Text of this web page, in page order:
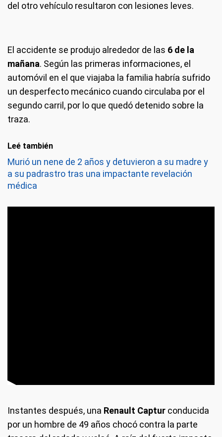
del otro vehículo resultaron con lesiones leves.
El accidente se produjo alrededor de las 6 de la
mañana. Según las primeras informaciones, el
automóvil en el que viajaba la familia habría sufrido
un desperfecto mecánico cuando circulaba por el
segundo carril, por lo que quedó detenido sobre la
traza.
Leé también
Murió un nene de 2 años y detuvieron a su madre y
a su padrastro tras una impactante revelación
médica
Instantes después, una Renault Captur conducida
por un hombre de 49 años chocó contra la parte